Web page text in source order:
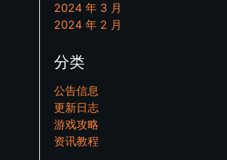
2024 年 3 月
2024 年 2 月
分类
公告信息
更新日志
游戏攻略
资讯教程